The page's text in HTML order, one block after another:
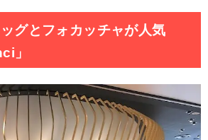
グとフォカッチャが人気
」